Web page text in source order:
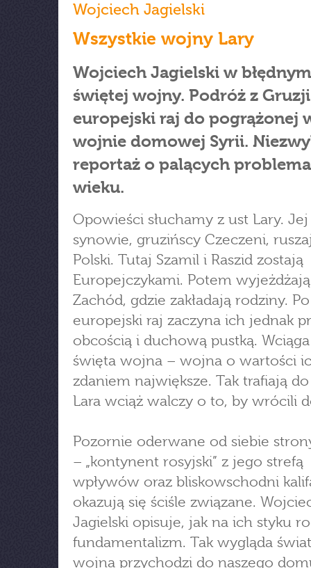
Wojciech Jagielski
Wszystkie wojny Lary
Wojciech Jagielski w
świętej wojny. Podróż z
europejski raj do pogrążonej
wojnie domowej Syrii.
reportaż o palących
wieku.
Opowieści słuchamy z ust Lary. Jej
synowie, gruzińscy Czeczeni,
Polski. Tutaj Szamil i Raszid zostają
Europejczykami. Potem
Zachód, gdzie zakładają rodziny.
europejski raj zaczyna ich jednak
obcością i duchową pustką.
święta wojna – wojna o wartości
zdaniem największe. Tak trafiają
Lara wciąż walczy o to, by wrócili
Pozornie oderwane od siebie
– „kontynent rosyjski” z jego strefą
wpływów oraz bliskowschodni
okazują się ściśle związane.
Jagielski opisuje, jak na ich styku
fundamentalizm. Tak wygląda
wojna przychodzi do naszego